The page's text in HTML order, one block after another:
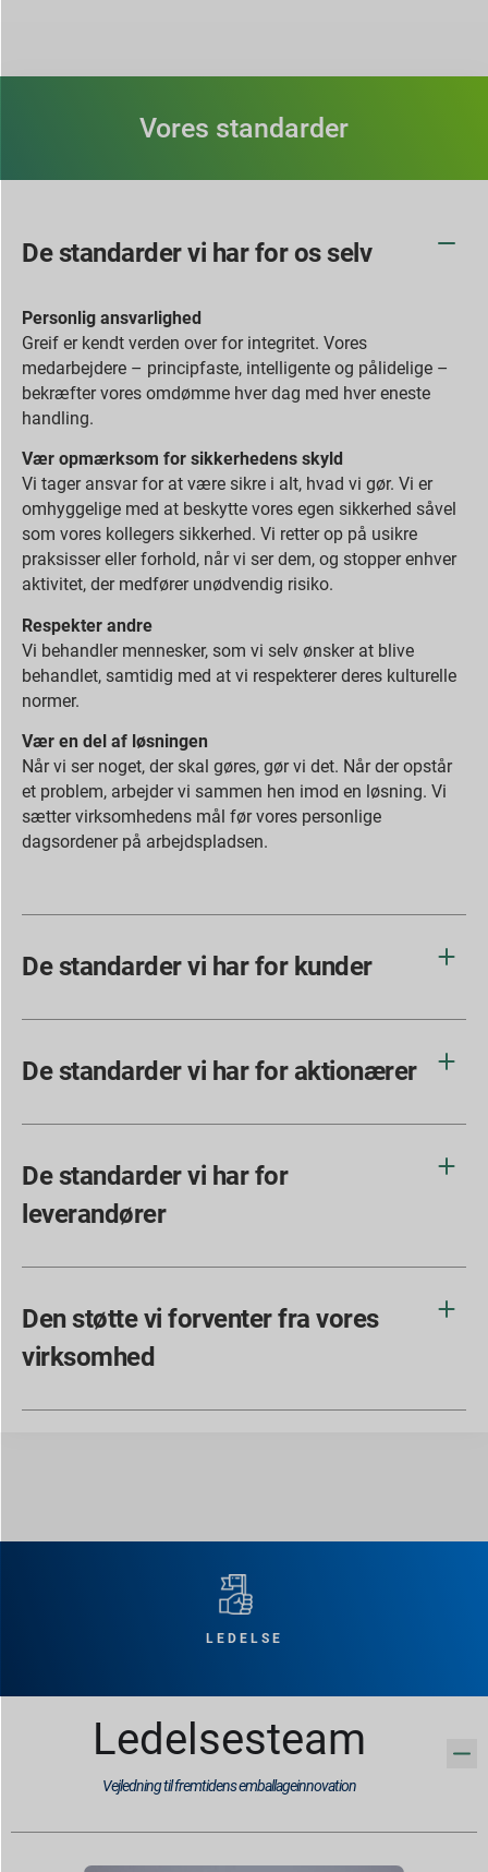
Vores standarder
De standarder vi har for os selv
Personlig ansvarlighed
Greif er kendt verden over for integritet. Vores
medarbejdere – principfaste, intelligente og pålidelige –
bekræfter vores omdømme hver dag med hver eneste
handling.
Vær opmærksom for sikkerhedens skyld
Vi tager ansvar for at være sikre i alt, hvad vi gør. Vi er
omhyggelige med at beskytte vores egen sikkerhed såvel
som vores kollegers sikkerhed. Vi retter op på usikre
praksisser eller forhold, når vi ser dem, og stopper enhver
aktivitet, der medfører unødvendig risiko.
Respekter andre
Vi behandler mennesker, som vi selv ønsker at blive
behandlet, samtidig med at vi respekterer deres kulturelle
normer.
Vær en del af løsningen
Når vi ser noget, der skal gøres, gør vi det. Når der opstår
et problem, arbejder vi sammen hen imod en løsning. Vi
sætter virksomhedens mål før vores personlige
dagsordener på arbejdspladsen.
De standarder vi har for kunder
De standarder vi har for aktionærer
De standarder vi har for
leverandører
Den støtte vi forventer fra vores
virksomhed
LEDELSE
Ledelsesteam
Vejledning til fremtidens emballageinnovation